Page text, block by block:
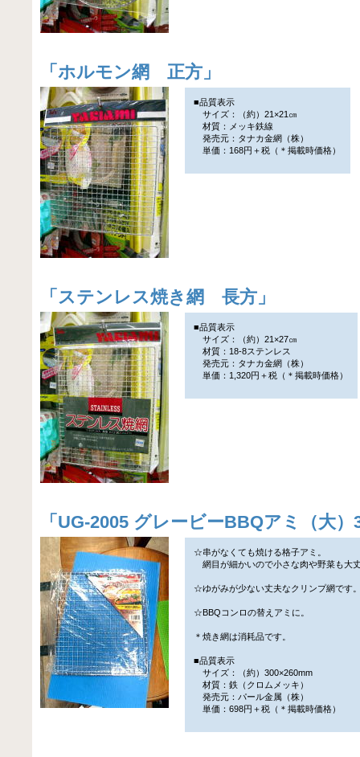
「 ホルモン網 正方 」
■品質表示
サイズ：（約）21×21㎝
材質：メッキ鉄線
発売元：タナカ金網（株）
単価：168円＋税（＊掲載時価格）
「 ステンレス焼き網 長方 」
■品質表示
サイズ：（約）21×27㎝
材質：18-8ステンレス
発売元：タナカ金網（株）
単価：1,320円＋税（＊掲載時価格）
「 UG-2005 グレービーBBQアミ（大）
☆串がなくても焼ける格子アミ。
網目が細かいので小さな肉や野菜も大
☆ゆがみが少ない丈夫なクリンプ網です
☆BBQコンロの替えアミに。
＊焼き網は消耗品です。
■品質表示
サイズ：（約）300×260mm
材質：鉄（クロムメッキ）
発売元：パール金属（株）
単価：698円＋税（＊掲載時価格）